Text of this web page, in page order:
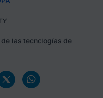
de las tecnologías de